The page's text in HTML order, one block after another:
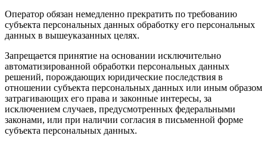
Оператор обязан немедленно прекратить по требованию
субъекта персональных данных обработку его персональных
данных в вышеуказанных целях.
Запрещается принятие на основании исключительно
автоматизированной обработки персональных данных
решений, порождающих юридические последствия в
отношении субъекта персональных данных или иным образом
затрагивающих его права и законные интересы, за
исключением случаев, предусмотренных федеральными
законами, или при наличии согласия в письменной форме
субъекта персональных данных.